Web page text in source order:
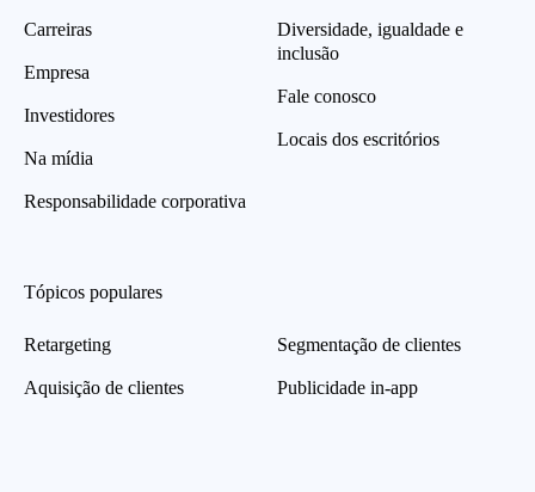
Carreiras
Empresa
Investidores
Na mídia
Responsabilidade corporativa
Diversidade, igualdade e
inclusão
Fale conosco
Locais dos escritórios
Tópicos populares
Retargeting
Aquisição de clientes
Segmentação de clientes
Publicidade in-app